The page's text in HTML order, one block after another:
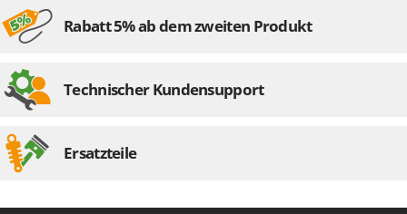
Rabatt 5% ab dem zweiten Produkt
Technischer Kundensupport
Ersatzteile